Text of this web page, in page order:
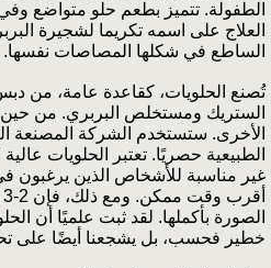
الطفولة. تتميز بطعم حلو
العلاج على اسمه تكريما لشجيرة
الساطع في شكلها المصاصات نفسها.
تُصنع الحلويات، كقاعدة عامة، من
الستريك ومستخلص البربري. من حين
الأخرى. ستستخدم الشركة المصنعة
الطبيعية حصريًا. تعتبر الحلويات
غير مناسبة للأشخاص الذين يرغبون
الصورة بأكملها. لقد ثبت علميًا أن
خطير فحسب، بل يشجعنا أيضًا على